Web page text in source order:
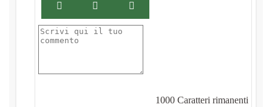
1000 Caratteri rimanenti